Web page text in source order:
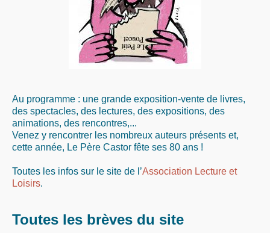
Au programme : une grande exposition-vente de livres,
des spectacles, des lectures, des expositions, des
animations, des rencontres,...
Venez y rencontrer les nombreux auteurs présents et,
cette année, Le Père Castor fête ses 80 ans !
Toutes les infos sur le site de l’Association Lecture et
Loisirs.
Toutes les brèves du site